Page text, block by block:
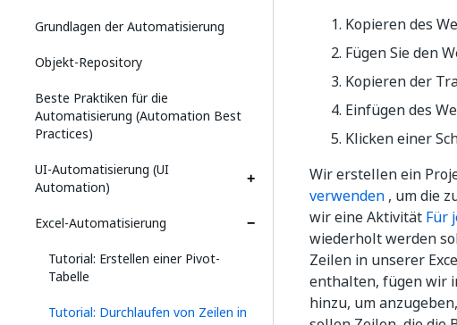
Grundlagen der Automatisierung
Objekt-Repository
Beste Praktiken für die
Automatisierung (Automation Best
Practices)
UI-Automatisierung (UI
Automation)
Excel-Automatisierung
Tutorial: Erstellen einer Pivot-
Tabelle
Tutorial: Durchlaufen von Zeilen in
Kopieren des
Fügen Sie den
Kopieren der
Einfügen des
Klicken einer
Wir erstellen ein
verwenden , um die
wir eine Aktivität Für
wiederholt werden
Zeilen in unserer
enthalten, fügen wir
hinzu, um